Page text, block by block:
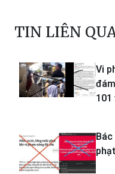
TIN LIÊN
Vi
101